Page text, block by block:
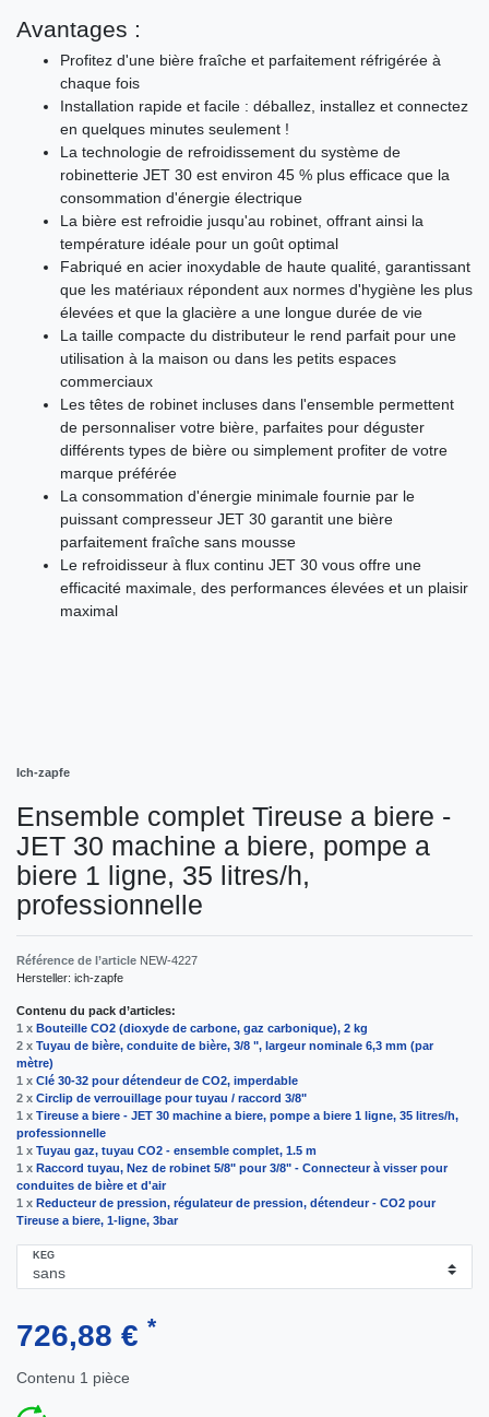
Avantages :
Profitez d'une bière fraîche et parfaitement réfrigérée à
chaque fois
Installation rapide et facile : déballez, installez et connectez
en quelques minutes seulement !
La technologie de refroidissement du système de
robinetterie JET 30 est environ 45 % plus efficace que la
consommation d'énergie électrique
La bière est refroidie jusqu'au robinet, offrant ainsi la
température idéale pour un goût optimal
Fabriqué en acier inoxydable de haute qualité, garantissant
que les matériaux répondent aux normes d'hygiène les plus
élevées et que la glacière a une longue durée de vie
La taille compacte du distributeur le rend parfait pour une
utilisation à la maison ou dans les petits espaces
commerciaux
Les têtes de robinet incluses dans l'ensemble permettent
de personnaliser votre bière, parfaites pour déguster
différents types de bière ou simplement profiter de votre
marque préférée
La consommation d'énergie minimale fournie par le
puissant compresseur JET 30 garantit une bière
parfaitement fraîche sans mousse
Le refroidisseur à flux continu JET 30 vous offre une
efficacité maximale, des performances élevées et un plaisir
maximal
Ich-zapfe
Ensemble complet Tireuse a biere -
JET 30 machine a biere, pompe a
biere 1 ligne, 35 litres/h,
professionnelle
Référence de l’article NEW-4227
Hersteller: ich-zapfe
Contenu du pack d’articles:
1 x Bouteille CO2 (dioxyde de carbone, gaz carbonique), 2 kg
2 x Tuyau de bière, conduite de bière, 3/8 ", largeur nominale 6,3 mm (par
mètre)
1 x Clé 30-32 pour détendeur de CO2, imperdable
2 x Circlip de verrouillage pour tuyau / raccord 3/8"
1 x Tireuse a biere - JET 30 machine a biere, pompe a biere 1 ligne, 35 litres/h,
professionnelle
1 x Tuyau gaz, tuyau CO2 - ensemble complet, 1.5 m
1 x Raccord tuyau, Nez de robinet 5/8" pour 3/8" - Connecteur à visser pour
conduites de bière et d'air
1 x Reducteur de pression, régulateur de pression, détendeur - CO2 pour
Tireuse a biere, 1-ligne, 3bar
KEG
726,88 € *
Contenu 1 pièce